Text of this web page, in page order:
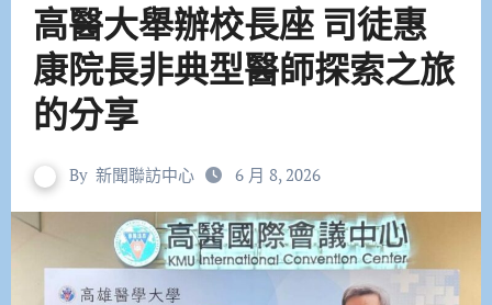
高醫大舉辦校長座 司徒惠
康院長非典型醫師探索之旅
的分享
By 新聞聯訪中心 6 月 8, 2026